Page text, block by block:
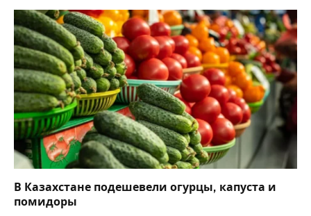
В Казахстане подешевели огурцы, капуста и
помидоры